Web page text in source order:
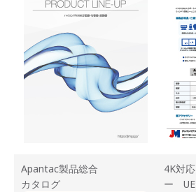
Apantac製品総合
カタログ
4K対
ー